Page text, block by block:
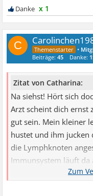
x 1
C •
Beiträge:45 Danke:
Zitat von Catharina:
Na siehst! Hört sich
Arzt scheint dich ernst
gut sein. Mein kleiner
hustet und ihm jucken
die Lymphknoten
Immunsystem läuft
gefühlt immer